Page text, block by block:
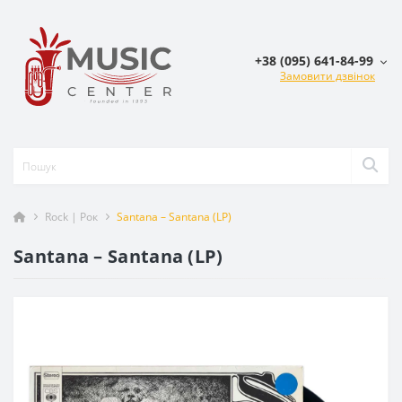
+38 (095) 641-84-99
Замовити дзвінок
Rock | Рок Santana – Santana (LP)
Santana – Santana (LP)